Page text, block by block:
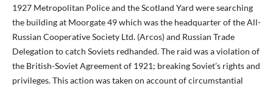
1927 Metropolitan Police and the Scotland Yard were searching
the building at Moorgate 49 which was the headquarter of the All-
Russian Cooperative Society Ltd. (Arcos) and Russian Trade
Delegation to catch Soviets redhanded. The raid was a violation of
the British-Soviet Agreement of 1921; breaking Soviet’s rights and
privileges. This action was taken on account of circumstantial